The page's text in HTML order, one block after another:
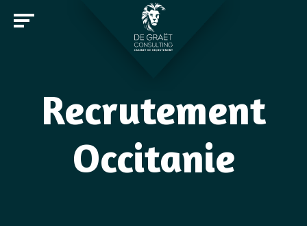
Recrutement
Occitanie